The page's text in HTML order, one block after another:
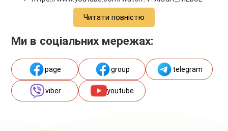
Читати повністю
Ми в соціальних мережах:
page group telegram
viber youtube